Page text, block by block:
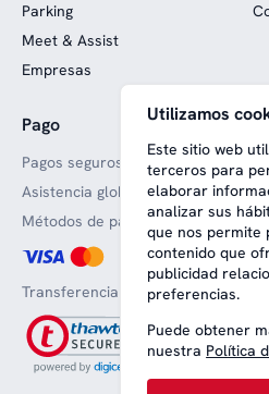
Parking
Meet & Assist
Empresas
Pago
Pagos seguros
Asistencia global
Métodos de pago aceptado
Transferencia bancaria
Utilizamos
Este sitio web
terceros para
elaborar
analizar sus
que nos permite
contenido que
publicidad
preferencias.
Puede obtener
nuestra Política